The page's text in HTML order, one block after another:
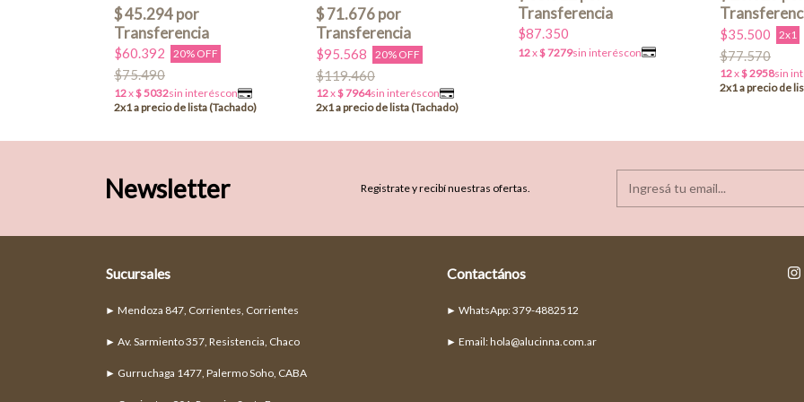
$60.392 20% OFF
$75.490
$95.568 20% OFF
$119.460
$87.350 $35.500 2x1
$77.570
Newsletter Registrate y recibí nuestras ofertas.
Sucursales
► Mendoza 847, Corrientes, Corrientes
► Av. Sarmiento 357, Resistencia, Chaco
► Gurruchaga 1477, Palermo Soho, CABA
Contactános
► Email:hola@alucinna.com.ar